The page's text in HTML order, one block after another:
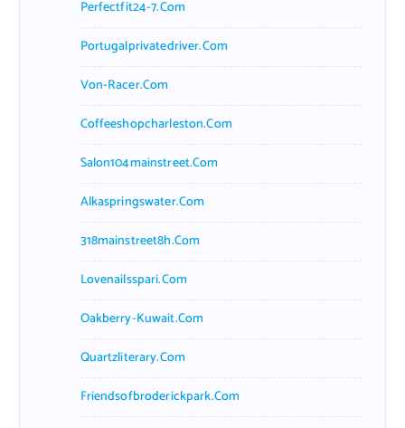
Perfectfit24-7.com
Portugalprivatedriver.com
Von-Racer.com
Coffeeshopcharleston.com
Salon104mainstreet.com
Alkaspringswater.com
318mainstreet8h.com
Lovenailsspari.com
Oakberry-Kuwait.com
Quartzliterary.com
Friendsofbroderickpark.com